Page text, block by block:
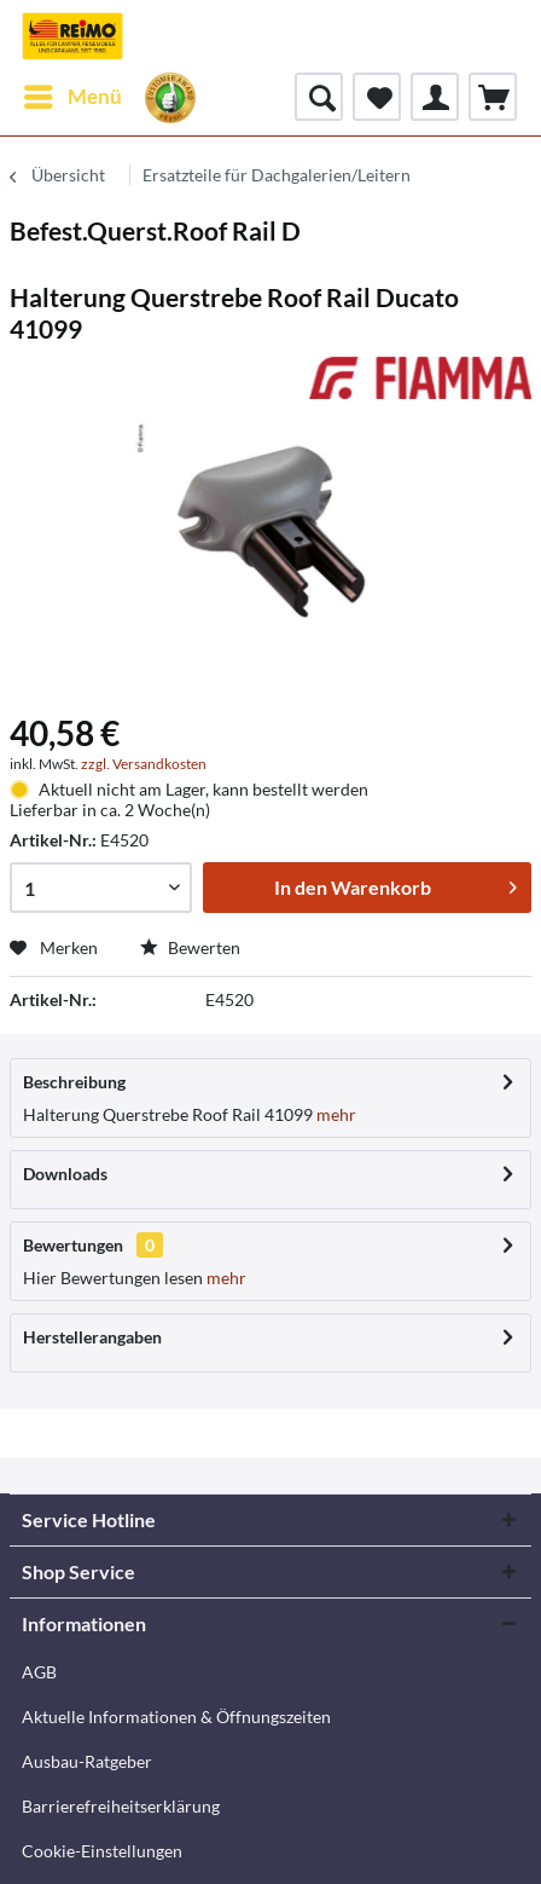
Menü
Übersicht Ersatzteile für Dachgalerien/Leitern
Befest.Querst.Roof Rail D
Halterung Querstrebe Roof Rail Ducato
41099
40,58 €
inkl. MwSt. zzgl. Versandkosten
Aktuell nicht am Lager, kann bestellt werden
Lieferbar in ca. 2 Woche(n)
Artikel-Nr.: E4520
In denWarenkorb
Merken Bewerten
Artikel-Nr.: E4520
Beschreibung
Halterung Querstrebe Roof Rail 41099 mehr
Downloads
Bewertungen
0
Hier Bewertungen lesen mehr
Herstellerangaben
Service Hotline
Shop Service
Informationen
AGB
Aktuelle Informationen & Öffnungszeiten
Ausbau-Ratgeber
Barrierefreiheitserklärung
Cookie-Einstellungen